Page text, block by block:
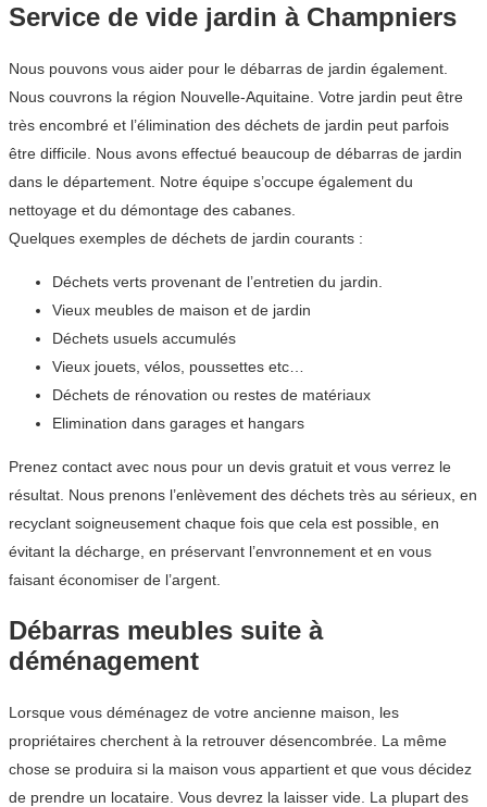
Service de vide jardin à Champniers
Nous pouvons vous aider pour le débarras de jardin également.
Nous couvrons la région Nouvelle-Aquitaine. Votre jardin peut être
très encombré et l’élimination des déchets de jardin peut parfois
être difficile. Nous avons effectué beaucoup de débarras de jardin
dans le département. Notre équipe s’occupe également du
nettoyage et du démontage des cabanes.
Quelques exemples de déchets de jardin courants :
Déchets verts provenant de l’entretien du jardin.
Vieux meubles de maison et de jardin
Déchets usuels accumulés
Vieux jouets, vélos, poussettes etc…
Déchets de rénovation ou restes de matériaux
Elimination dans garages et hangars
Prenez contact avec nous pour un devis gratuit et vous verrez le
résultat. Nous prenons l’enlèvement des déchets très au sérieux, en
recyclant soigneusement chaque fois que cela est possible, en
évitant la décharge, en préservant l’envronnement et en vous
faisant économiser de l’argent.
Débarras meubles suite à
déménagement
Lorsque vous déménagez de votre ancienne maison, les
propriétaires cherchent à la retrouver désencombrée. La même
chose se produira si la maison vous appartient et que vous décidez
de prendre un locataire. Vous devrez la laisser vide. La plupart des